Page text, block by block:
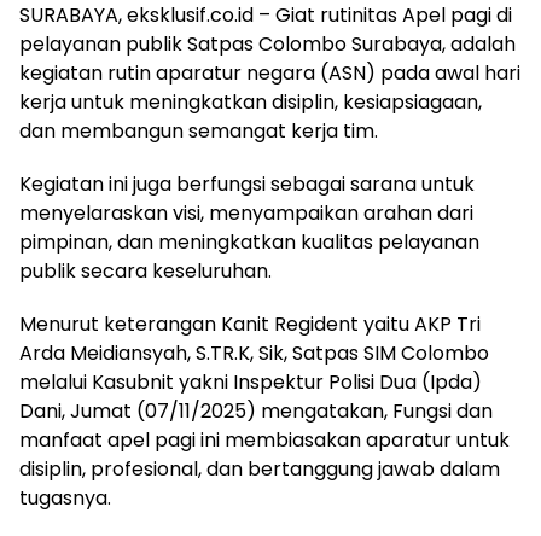
SURABAYA, eksklusif.co.id – Giat rutinitas Apel pagi di
pelayanan publik Satpas Colombo Surabaya, adalah
kegiatan rutin aparatur negara (ASN) pada awal hari
kerja untuk meningkatkan disiplin, kesiapsiagaan,
dan membangun semangat kerja tim.
Kegiatan ini juga berfungsi sebagai sarana untuk
menyelaraskan visi, menyampaikan arahan dari
pimpinan, dan meningkatkan kualitas pelayanan
publik secara keseluruhan.
Menurut keterangan Kanit Regident yaitu AKP Tri
Arda Meidiansyah, S.TR.K, Sik, Satpas SIM Colombo
melalui Kasubnit yakni Inspektur Polisi Dua (Ipda)
Dani, Jumat (07/11/2025) mengatakan, Fungsi dan
manfaat apel pagi ini membiasakan aparatur untuk
disiplin, profesional, dan bertanggung jawab dalam
tugasnya.